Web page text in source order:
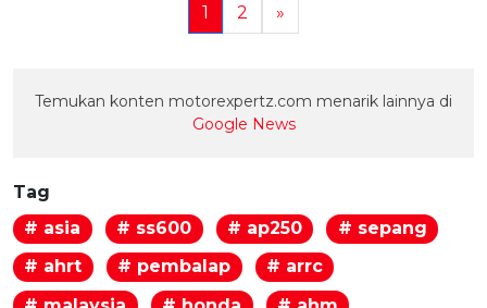
1 2 »
Temukan konten motorexpertz.com menarik lainnya di
Google News
Tag
# asia
# ss600 # ap250
# sepang
# ahrt
# pembalap
# arrc